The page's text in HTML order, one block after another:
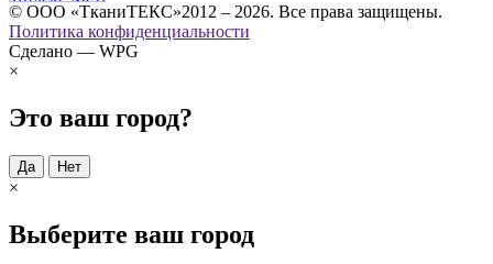
© ООО «ТканиТЕКС»2012 – 2026. Все права защищены.
Политика конфиденциальности
Сделано — WPG
×
Это ваш город?
Да Нет
×
Выберите ваш город